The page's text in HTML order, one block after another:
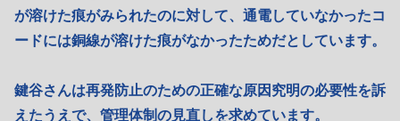
が溶けた痕がみられたのに対して、通電していなかったコ
ードには銅線が溶けた痕がなかったためだとしています。
鍵谷さんは再発防止のための正確な原因究明の必要性を訴
えたうえで、管理体制の見直しを求めています。